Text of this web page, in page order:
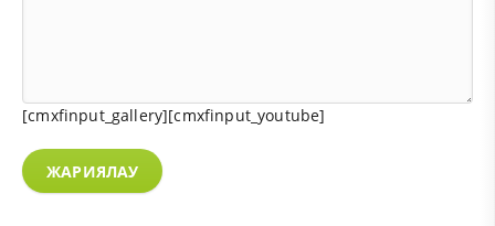
[cmxfinput_gallery][cmxfinput_youtube]
ЖАРИЯЛАУ